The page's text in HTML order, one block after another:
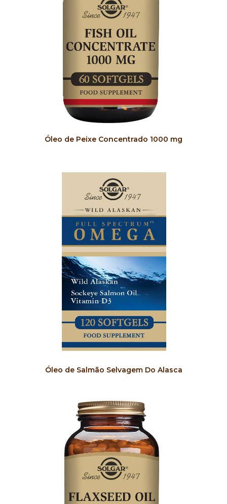
COMPRAR
Óleo de Peixe Concentrado 1000 mg
COMPRAR
Óleo de Salmão Selvagem Do Alasca